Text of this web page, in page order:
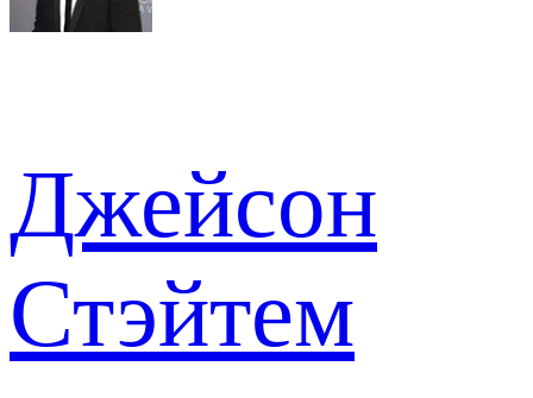
Джейсон
Стэйтем